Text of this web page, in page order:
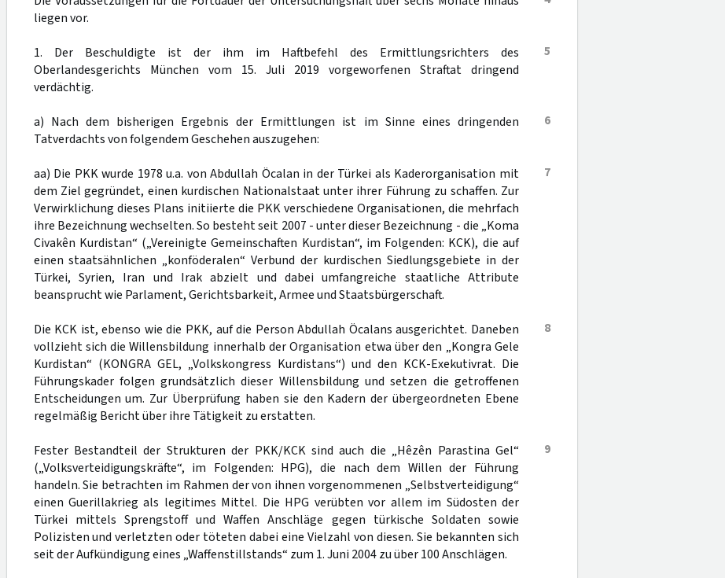
liegen vor.
5
1. Der Beschuldigte ist der ihm im Haftbefehl des Ermittlungsrichters des
Oberlandesgerichts München vom 15. Juli 2019 vorgeworfenen Straftat dringend
verdächtig.
6
a) Nach dem bisherigen Ergebnis der Ermittlungen ist im Sinne eines dringenden
Tatverdachts von folgendem Geschehen auszugehen:
7
aa) Die PKK wurde 1978 u.a. von Abdullah Öcalan in der Türkei als Kaderorganisation mit
dem Ziel gegründet, einen kurdischen Nationalstaat unter ihrer Führung zu schaffen. Zur
Verwirklichung dieses Plans initiierte die PKK verschiedene Organisationen, die mehrfach
ihre Bezeichnung wechselten. So besteht seit 2007 - unter dieser Bezeichnung - die „Koma
Civakên Kurdistan“ („Vereinigte Gemeinschaften Kurdistan“, im Folgenden: KCK), die auf
einen staatsähnlichen „konföderalen“ Verbund der kurdischen Siedlungsgebiete in der
Türkei, Syrien, Iran und Irak abzielt und dabei umfangreiche staatliche Attribute
beansprucht wie Parlament, Gerichtsbarkeit, Armee und Staatsbürgerschaft.
8
Die KCK ist, ebenso wie die PKK, auf die Person Abdullah Öcalans ausgerichtet. Daneben
vollzieht sich die Willensbildung innerhalb der Organisation etwa über den „Kongra Gele
Kurdistan“ (KONGRA GEL, „Volkskongress Kurdistans“) und den KCK-Exekutivrat. Die
Führungskader folgen grundsätzlich dieser Willensbildung und setzen die getroffenen
Entscheidungen um. Zur Überprüfung haben sie den Kadern der übergeordneten Ebene
regelmäßig Bericht über ihre Tätigkeit zu erstatten.
9
Fester Bestandteil der Strukturen der PKK/KCK sind auch die „Hêzên Parastina Gel“
(„Volksverteidigungskräfte“, im Folgenden: HPG), die nach dem Willen der Führung
handeln. Sie betrachten im Rahmen der von ihnen vorgenommenen „Selbstverteidigung“
einen Guerillakrieg als legitimes Mittel. Die HPG verübten vor allem im Südosten der
Türkei mittels Sprengstoff und Waffen Anschläge gegen türkische Soldaten sowie
Polizisten und verletzten oder töteten dabei eine Vielzahl von diesen. Sie bekannten sich
seit der Aufkündigung eines „Waffenstillstands“ zum 1. Juni 2004 zu über 100 Anschlägen.